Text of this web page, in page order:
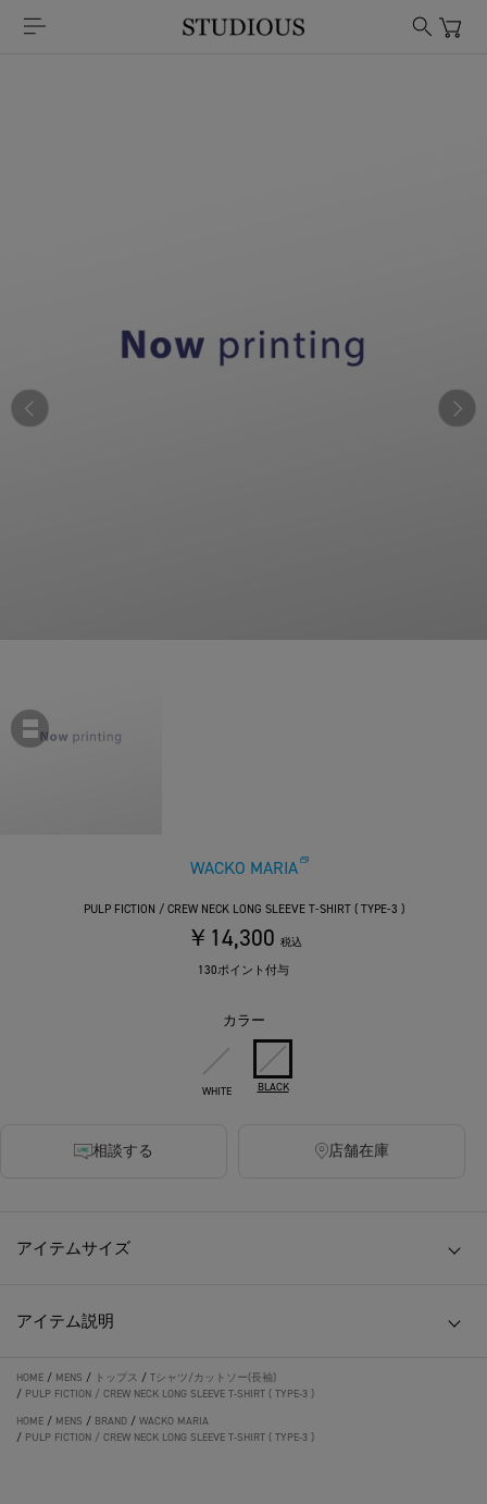
WACKO MARIA
PULP FICTION / CREW NECK LONG SLEEVE T-SHIRT ( TYPE-3 )
￥14,300 税込
130ポイント付与
カラー
WHITE BLACK
相談する 店舗在庫
アイテムサイズ
アイテム説明
HOME / MENS / トップス / Tシャツ/カットソー(長袖)
/ PULP FICTION / CREW NECK LONG SLEEVE T-SHIRT ( TYPE-3 )
HOME / MENS / BRAND / WACKO MARIA
/ PULP FICTION / CREW NECK LONG SLEEVE T-SHIRT ( TYPE-3 )